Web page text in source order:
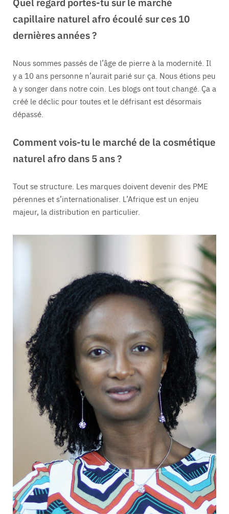
capillaire naturel afro écoulé sur ces 10
dernières années ?
Nous sommes passés de l’âge de pierre à la modernité. Il
y a 10 ans personne n’aurait parié sur ça. Nous étions peu
à y songer dans notre coin. Les blogs ont tout changé. Ça a
créé le déclic pour toutes et le défrisant est désormais
dépassé.
Comment vois-tu le marché de la cosmétique
naturel afro dans 5 ans ?
Tout se structure. Les marques doivent devenir des PME
pérennes et s’internationaliser. L’Afrique est un enjeu
majeur, la distribution en particulier.